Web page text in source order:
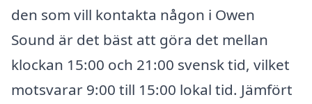
den som vill kontakta någon i Owen
Sound är det bäst att göra det mellan
klockan 15:00 och 21:00 svensk tid, vilket
motsvarar 9:00 till 15:00 lokal tid. Jämfört